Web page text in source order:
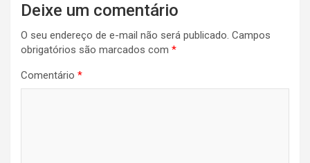
Deixe um comentário
O seu endereço de e-mail não será publicado. Campos
obrigatórios são marcados com *
Comentário *